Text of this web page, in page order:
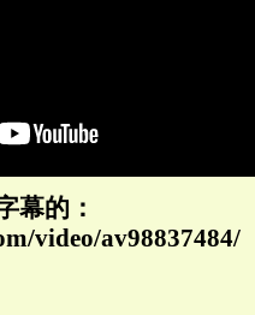
幕的：
video/av98837484/